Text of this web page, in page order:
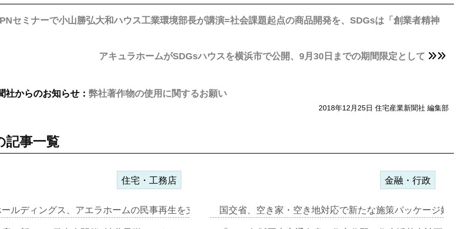
セミナーで小山勝弘大和ハウス工業環境部長が講演=社会課題起点の商品開発を、SDGsは「創業者精神
アキュラホームがSDGsハウスを横浜市で公開、9月30日までの期間限定として
社からのお知らせ： 弊社著作物の使用に関するお願い
2018年12月25日 住宅産業新聞社 編集部
記事一覧
住宅・工務店
ルディングス、アエラホームの民事再生を支援=スポンサー契約…
金融・行政
国交省、空き家・空き地対応で新たな施策パッケージ始